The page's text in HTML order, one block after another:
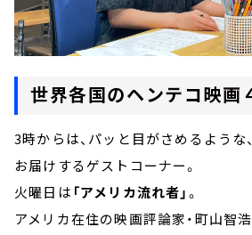
世界各国のヘンテコ映画
3時からは、パッと目がさめるような
お届けするゲストコーナー。
火曜日は 「アメリカ流れ者」。
アメリカ在住の映画評論家・町山智